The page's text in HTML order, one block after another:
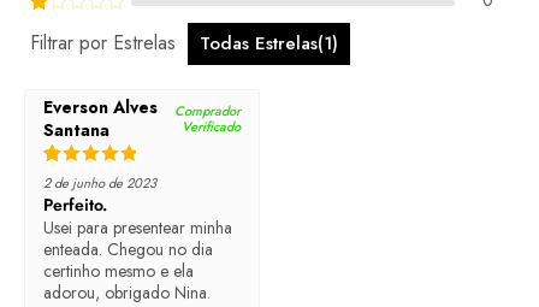
Filtrar por Estrelas Todas Estrelas(1)
Everson Alves
Santana
Comprador
Verificado
Rated 5 out of 5
2 de junho de 2023
Perfeito.
Usei para presentear minha
enteada. Chegou no dia
certinho mesmo e ela
adorou, obrigado Nina.